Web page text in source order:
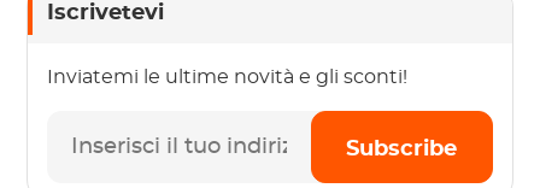
Iscrivetevi
Inviatemi le ultime novità e gli sconti!
Subscribe